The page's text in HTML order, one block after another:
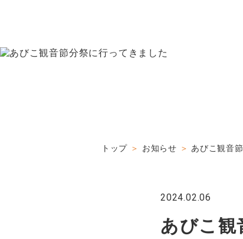
トップ お知らせ あびこ観音
2024.02.06
あびこ観